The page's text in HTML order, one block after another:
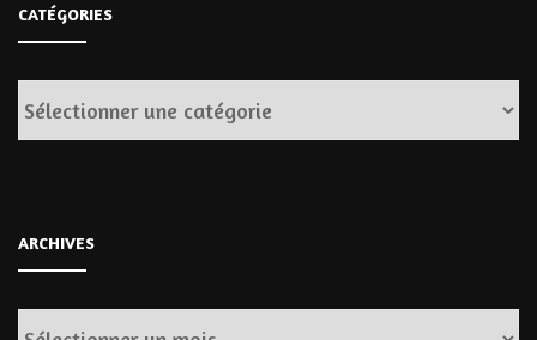
CATÉGORIES
Catégories
ARCHIVES
Archives